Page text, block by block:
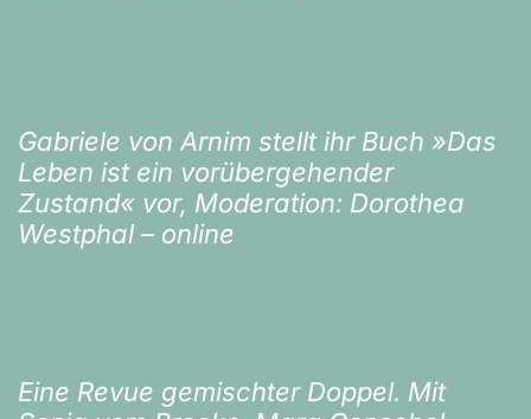
Gabriele von Arnim stellt ihr Buch »Das
Leben ist ein vorübergehender
Zustand« vor, Moderation: Dorothea
Westphal – online
Eine Revue gemischter Doppel. Mit